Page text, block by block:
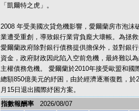
「凱爾特之虎」。
2008 年受美國次貸危機影響，愛爾蘭房市泡沫
業遭受重創，導致銀行業背負龐大壞帳。為拯救
愛爾蘭政府除對銀行債務提供擔保外，並對銀
資金，政府財政因此陷入空前危機，最終難以
主權債務危機。 愛爾蘭於2010年接受歐盟和國
總額850億美元的紓困，由於經濟逐漸復甦，於
月15日退出國際紓困方案。
指數報酬率 2026/08/07